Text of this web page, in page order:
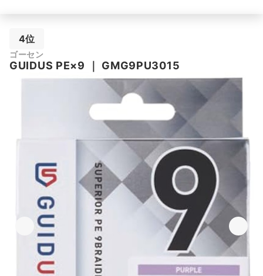
4位
ゴーセン
GUIDUS PE×9 GMG9PU3015